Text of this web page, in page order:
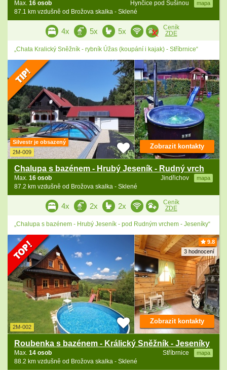
Hynčice pod Sušinou mapa
Max. 16 osob
87.1 km vzdušně od Brožova skalka - Sklené
4x 5x 5x
Ceník
ZDE
„Chata Kralický Sněžník - rybník Úžas (koupání i kajak) - Stříbrnice“
Silvestr je obsazený
2M-009
Chalupa s bazénem - Hrubý Jeseník - Rudný vrch
Jindřichov mapa
Max. 16 osob
87.2 km vzdušně od Brožova skalka - Sklené
Zobrazit kontakty
4x 2x 2x
Ceník
ZDE
„Chalupa s bazénem - Hrubý Jeseník - pod Rudným vrchem - Jeseníky“
9.8
3 hodnocení
2M-002
Roubenka s bazénem - Králický Sněžník - Jeseníky
Stříbrnice mapa
Max. 14 osob
88.2 km vzdušně od Brožova skalka - Sklené
Zobrazit kontakty